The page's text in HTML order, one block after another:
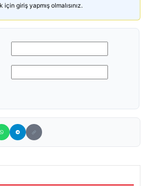
giriş yapmış olmalısınız.